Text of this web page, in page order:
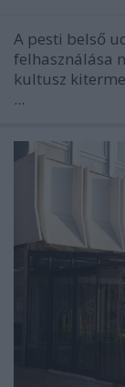
A pesti belső
felhasználása
kultusz
...